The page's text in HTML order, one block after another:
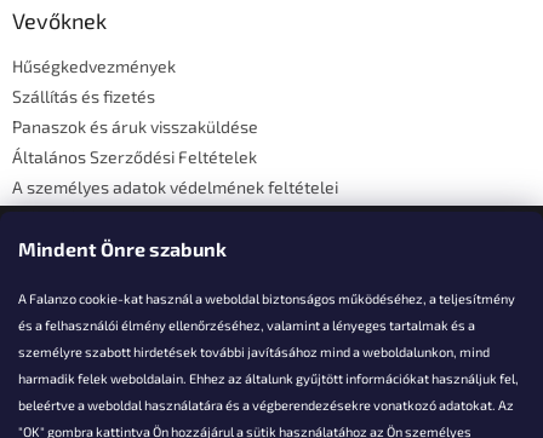
Mindent Önre szabunk
A Falanzo cookie-kat használ a weboldal biztonságos működéséhez, a teljesítmény
és a felhasználói élmény ellenőrzéséhez, valamint a lényeges tartalmak és a
személyre szabott hirdetések további javításához mind a weboldalunkon, mind
harmadik felek weboldalain. Ehhez az általunk gyűjtött információkat használjuk fel,
beleértve a weboldal használatára és a végberendezésekre vonatkozó adatokat. Az
"OK" gombra kattintva Ön hozzájárul a sütik használatához az Ön személyes
Vevőknek
Hűségkedvezmények
Szállítás és fizetés
Panaszok és áruk visszaküldése
Általános Szerződési Feltételek
A személyes adatok védelmének feltételei
Elérhetőségi adatok
Akarsz kérdezni valamit?
info@falanzo.hu